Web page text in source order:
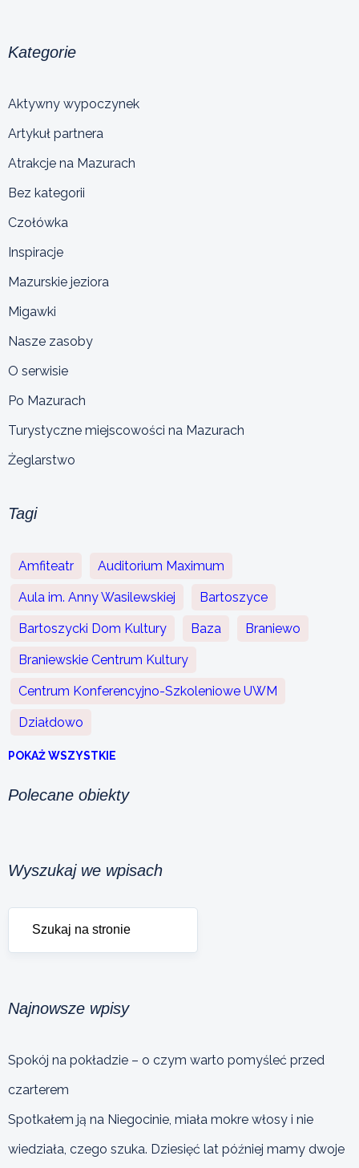
Kategorie
Aktywny wypoczynek
Artykuł partnera
Atrakcje na Mazurach
Bez kategorii
Czołówka
Inspiracje
Mazurskie jeziora
Migawki
Nasze zasoby
O serwisie
Po Mazurach
Turystyczne miejscowości na Mazurach
Żeglarstwo
Tagi
Amfiteatr Auditorium Maximum
Aula im. Anny Wasilewskiej Bartoszyce
Bartoszycki Dom Kultury Baza Braniewo
Braniewskie Centrum Kultury
Centrum Konferencyjno-Szkoleniowe UWM
Działdowo
POKAŻ WSZYSTKIE
Polecane obiekty
Wyszukaj we wpisach
Najnowsze wpisy
Spokój na pokładzie – o czym warto pomyśleć przed
czarterem
Spotkałem ją na Niegocinie, miała mokre włosy i nie
wiedziała, czego szuka. Dziesięć lat później mamy dwoje